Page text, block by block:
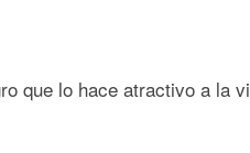
que lo hace atractivo a la